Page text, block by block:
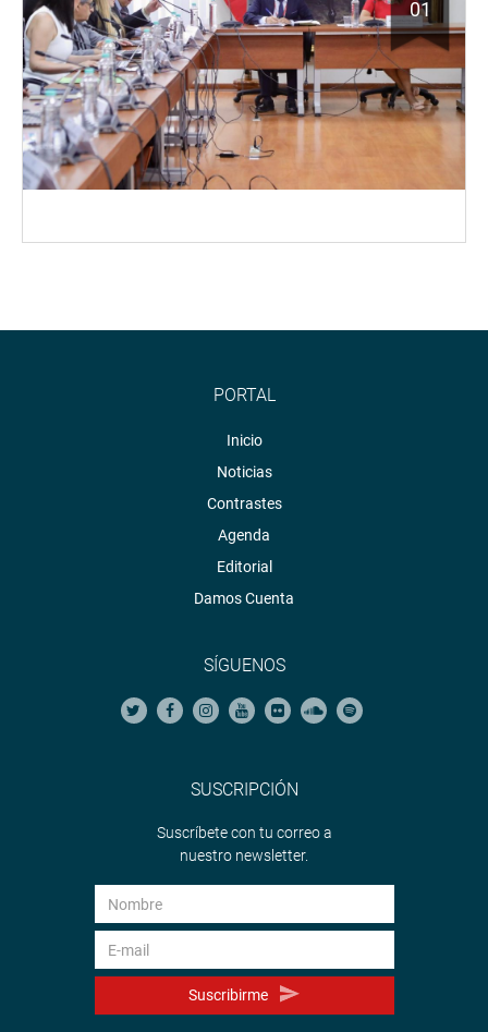
01
PORTAL
Inicio
Noticias
Contrastes
Agenda
Editorial
Damos Cuenta
SÍGUENOS
SUSCRIPCIÓN
Suscríbete con tu correo a
nuestro newsletter.
Suscribirme